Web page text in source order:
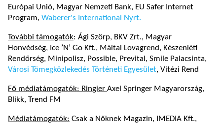
Európai Unió, Magyar Nemzeti Bank, EU Safer Internet
Program, Waberer's International Nyrt.
További támogatók: Ági Szörp, BKV Zrt., Magyar
Honvédség, Ice ’N’ Go Kft., Máltai Lovagrend, Készenléti
Rendőrség, Minipolisz, Possible, Prevital, Smile Palacsinta,
Városi Tömegközlekedés Történeti Egyesület, Vitézi Rend
Fő médiatámogatók: Ringier Axel Springer Magyarország,
Blikk, Trend FM
Médiatámogatók: Csak a Nőknek Magazin, IMEDIA Kft.,